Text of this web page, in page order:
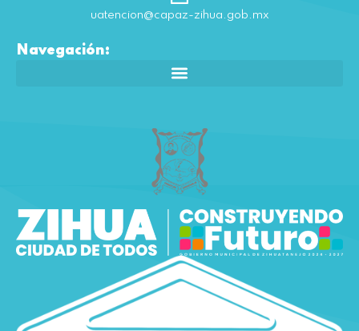
uatencion@capaz-zihua.gob.mx
Navegación: